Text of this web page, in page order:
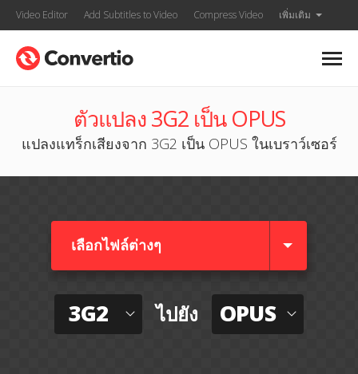
Video Editor Add Subtitles to Video Compress Video เพิ่มเติม
ตัวแปลง 3G2 เป็น OPUS
แปลงแทร็กเสียงจาก 3G2 เป็น OPUS ในเบราว์เซอร์
เลือกไฟล์ต่างๆ​
3G2 ไปยัง OPUS